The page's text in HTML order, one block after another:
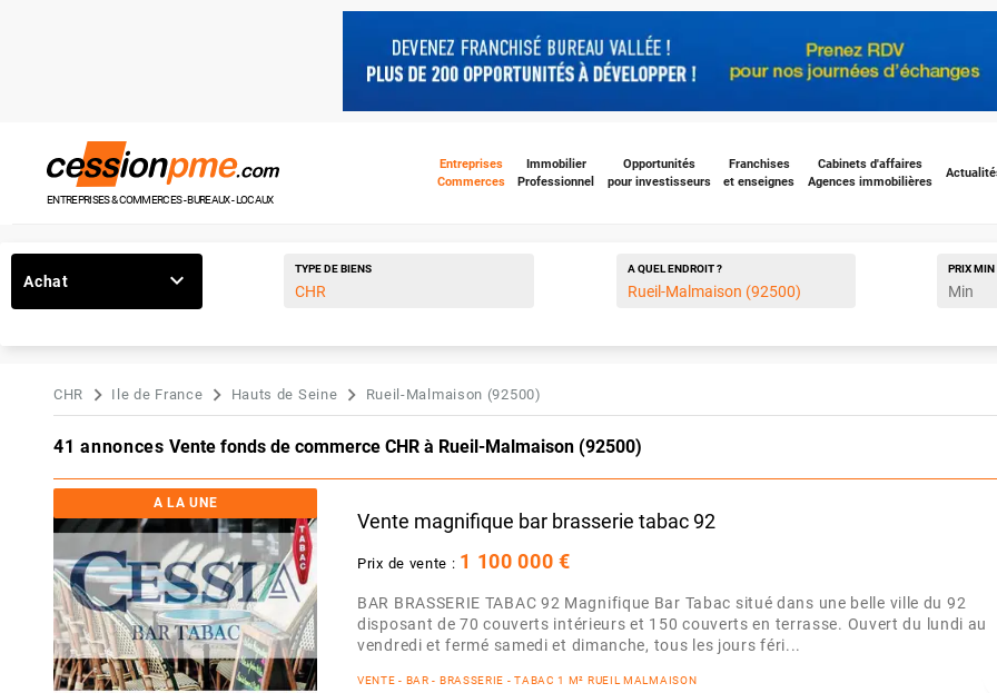
ENTREPRISES & COMMERCES - BUREAUX - LOCAUX
Entreprises
Commerces
Immobilier
Professionnel
Opportunités
pour investisseurs
Franchises
et enseignes
Cabinets d'affaires
Agences immobilières
Achat
TYPE DE BIENS A QUEL ENDROIT ? PRIXMIN
CHR Ile de France Hauts de Seine Rueil-Malmaison (92500)
41 annoncesVente fonds de commerce CHR à Rueil-Malmaison (92500)
A LA UNE
Vente magnifique bar brasserie tabac 92
Prix de vente : 1 100 000 €
BAR BRASSERIE TABAC 92 Magnifique Bar Tabac situé dans une belle ville du 92
disposant de 70 couverts intérieurs et 150 couverts en terrasse. Ouvert du lundi au
vendredi et fermé samedi et dimanche, tous les jours féri...
VENTE - BAR - BRASSERIE - TABAC 1 M² RUEIL MALMAISON